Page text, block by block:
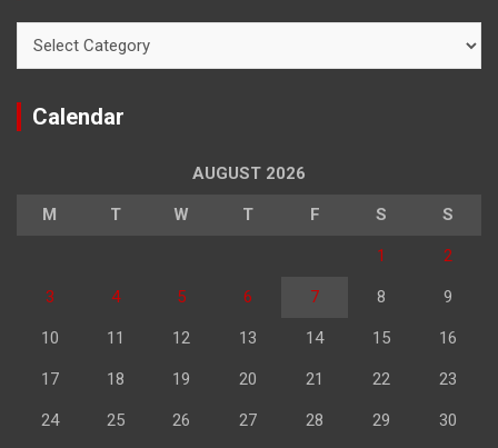
Calendar
AUGUST 2026
M T W T F S S
1 2
3 4 5 6 7 8 9
10 11 12 13 14 15 16
17 18 19 20 21 22 23
24 25 26 27 28 29 30